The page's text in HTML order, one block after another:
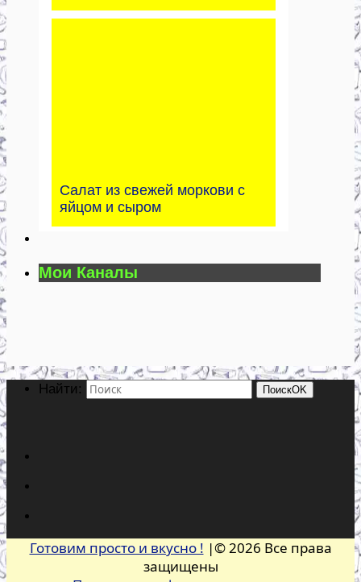
Салат из свежей моркови с
яйцом и сыром
Мои Каналы
Найти: ПоискOK
Готовим просто и вкусно ! |© 2026 Все права
защищены